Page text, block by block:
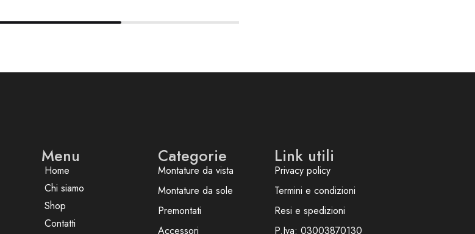
Menu
Home
Chi siamo
Shop
Contatti
Categorie
Montature da vista
Montature da sole
Premontati
Accessori
Link utili
Privacy policy
Termini e condizioni
Resi e spedizioni
P.Iva: 03003870130